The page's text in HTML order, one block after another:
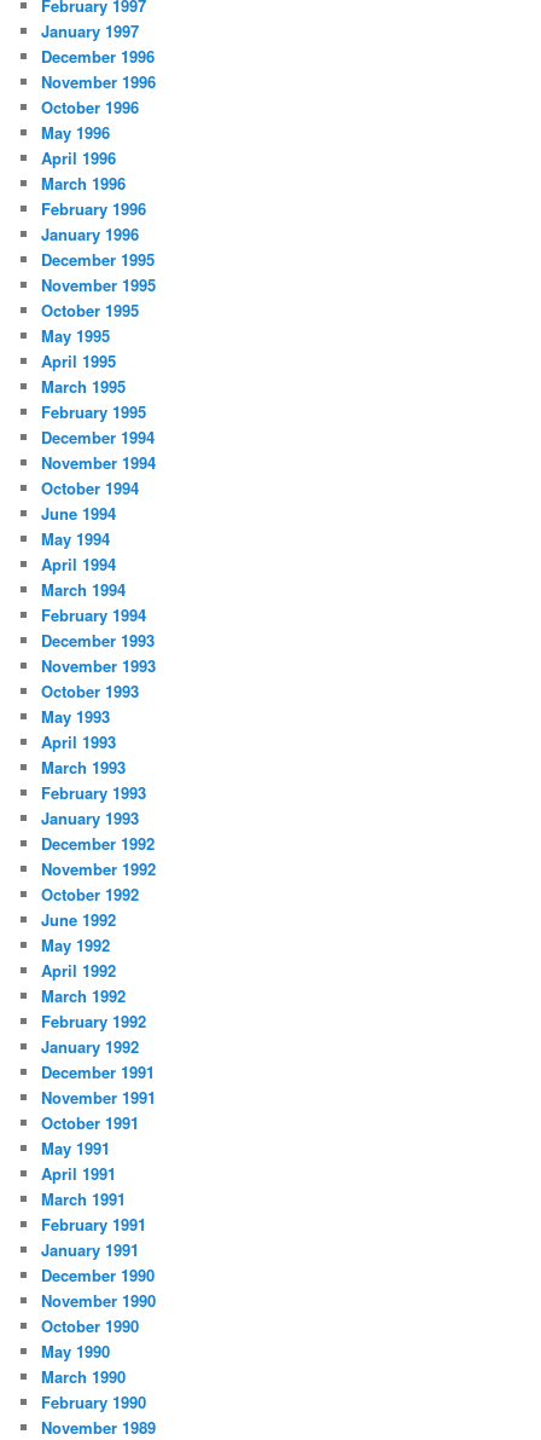
February 1997
January 1997
December 1996
November 1996
October 1996
May 1996
April 1996
March 1996
February 1996
January 1996
December 1995
November 1995
October 1995
May 1995
April 1995
March 1995
February 1995
December 1994
November 1994
October 1994
June 1994
May 1994
April 1994
March 1994
February 1994
December 1993
November 1993
October 1993
May 1993
April 1993
March 1993
February 1993
January 1993
December 1992
November 1992
October 1992
June 1992
May 1992
April 1992
March 1992
February 1992
January 1992
December 1991
November 1991
October 1991
May 1991
April 1991
March 1991
February 1991
January 1991
December 1990
November 1990
October 1990
May 1990
March 1990
February 1990
November 1989